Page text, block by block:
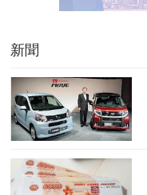
新聞